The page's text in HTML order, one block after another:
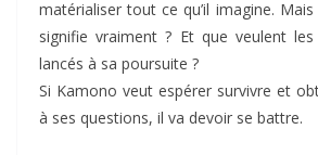
matérialiser tout ce qu’il imagine. Mais
signifie vraiment ? Et que veulent
lancés à sa poursuite ?
Si Kamono veut espérer survivre et
à ses questions, il va devoir se battre.